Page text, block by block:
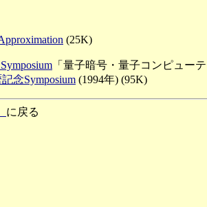
(25K)
「量子暗号・量子コンピュー
念Symposium (1994年) (95K)
に戻る